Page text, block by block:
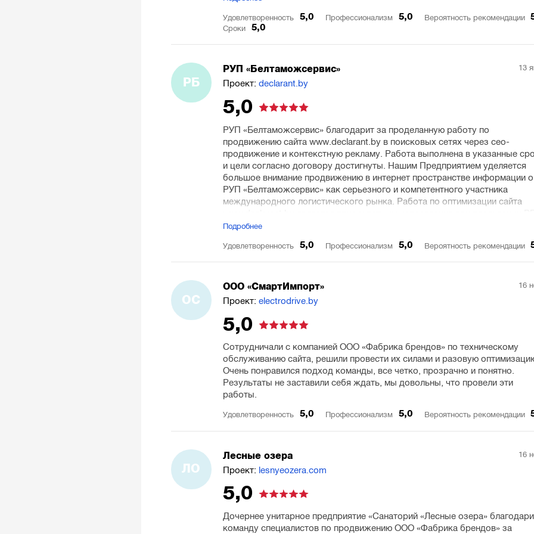
Удовлетворенность 5,0 Профессионализм 5,0 Вероятность рекомендации
Сроки 5,0
РБ
РУП «Белтаможсервис»
Проект:declarant.by
13
5,0
РУП «Белтаможсервис» благодарит за проделанную работу по
продвижению сайта www.declarant.by в поисковых сетях через сео-
продвижение и контекстную рекламу. Работа выполнена в указанные
и цели согласно договору достигнуты. Нашим Предприятием уделяется
большое внимание продвижению в интернет пространстве информации о
РУП «Белтаможсервис» как серьезного и компетентного участника
международного логистического рынка. Работа по оптимизации сайта
рекламной деятельности Предприятия. В этой связи услуга по СЕО, СММ
дальнейших профессиональных успехов.
Подробнее
Удовлетворенность 5,0 Профессионализм 5,0 Вероятность рекомендации
ОС
ООО «СмартИмпорт»
Проект:electrodrive.by
16
5,0
Сотрудничали с компанией ООО «Фабрика брендов» по техническому
обслуживанию сайта, решили провести их силами и разовую
Очень понравился подход команды, все четко, прозрачно и понятно.
Результаты не заставили себя ждать, мы довольны, что провели эти
работы.
Удовлетворенность 5,0 Профессионализм 5,0 Вероятность рекомендации
ЛО
Лесные озера
Проект: lesnyeozera.com
16
5,0
Дочернее унитарное предприятие «Санаторий «Лесные озера»
команду специалистов по продвижению ООО «Фабрика брендов» за